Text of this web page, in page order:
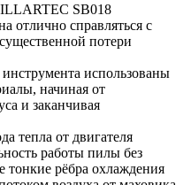
SB018
отлично справляться с
потери
использованы
начиная от
и заканчивая
тепла от двигателя
работы пилы без
тонкие рёбра охлаждения